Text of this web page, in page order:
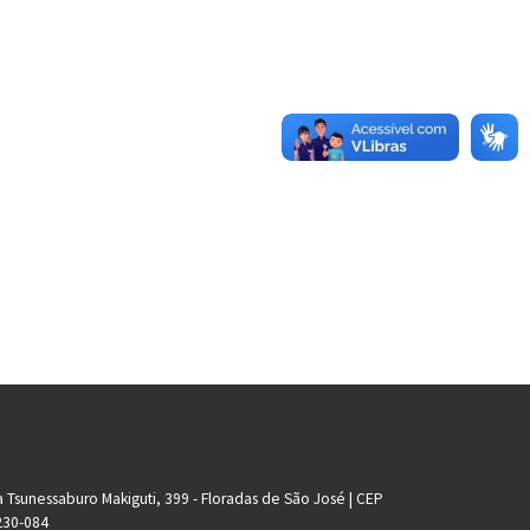
Tsunessaburo Makiguti, 399 - Floradas de São José | CEP
084